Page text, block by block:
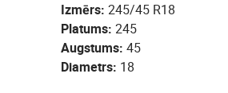
Izmērs 245/45 R18
Platums 245
Augstums 45
Diametrs 18